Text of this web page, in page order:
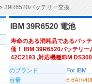
39R6520バッテリー交換
IBM 39R6520 電池
寿命のある消耗品であるバッ
価！ IBM 39R6520バッテリ
42C2193 ,対応機種IBM
のブランド
For IBM
容量
6.6AH/